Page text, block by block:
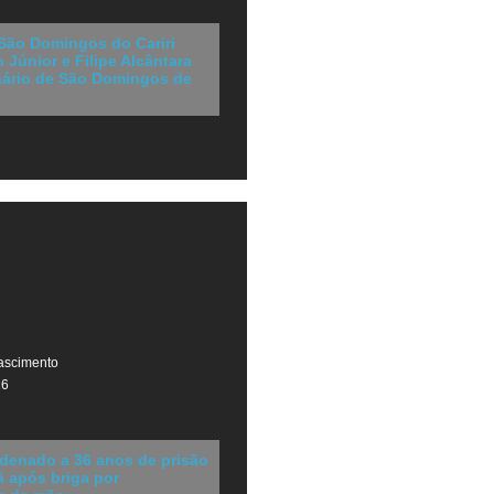
Domingos do Cariri
Júnior e Filipe Alcântara
de São Domingos de
a 36 anos de prisão
após briga por